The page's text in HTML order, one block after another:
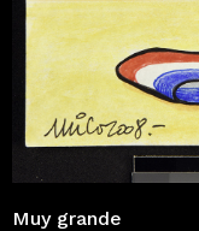
Muy grande